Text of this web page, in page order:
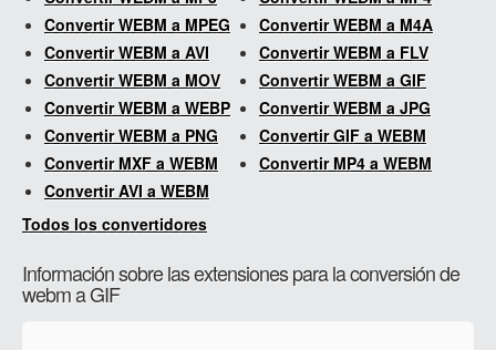
Convertir WEBM a MPEG
Convertir WEBM a M4A
Convertir WEBM a AVI
Convertir WEBM a FLV
Convertir WEBM a MOV
Convertir WEBM a GIF
Convertir WEBM a WEBP
Convertir WEBM a JPG
Convertir WEBM a PNG
Convertir GIF a WEBM
Convertir MXF a WEBM
Convertir MP4 a WEBM
Convertir AVI a WEBM
Todos los convertidores
Información sobre las extensiones para la conversión de
webm a GIF